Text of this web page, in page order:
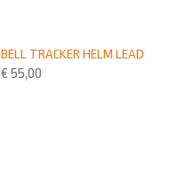
BELL TRACKER HELM LEAD
€ 55,00